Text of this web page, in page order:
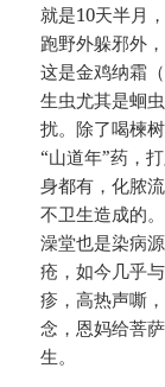
就是10天半月
跑野外躲邪外
这是金鸡纳霜
生虫尤其是蛔
扰。除了喝楝
“山道年”药，
身都有，化脓
不卫生造成的
澡堂也是染病
疮，如今几乎
疹，高热声嘶
念，恩妈给菩
生。